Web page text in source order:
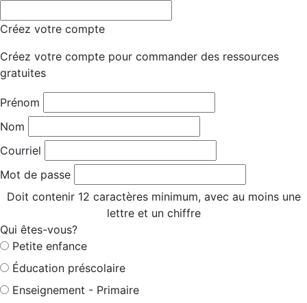
Créez votre compte
Créez votre compte pour commander des ressources
gratuites
Prénom
Nom
Courriel
Mot de passe
Doit contenir 12 caractères minimum, avec au moins une
lettre et un chiffre
Qui êtes-vous?
Petite enfance
Éducation préscolaire
Enseignement - Primaire